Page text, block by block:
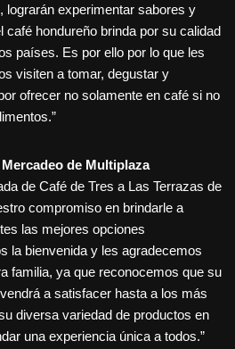
lograrán experimentar sabores y
hondureño brinda por su calidad
países. Es por ello por lo que les
visiten a tomar, degustar y
ofrecer no solamente en café si no
de Multiplaza
de Café de Tres a Las Terrazas de
compromiso en brindarle a
las mejores opciones
la bienvenida y les agradecemos
familia, ya que reconocemos que su
a satisfacer hasta a los más
diversa variedad de productos en
una experiencia única a todos.”